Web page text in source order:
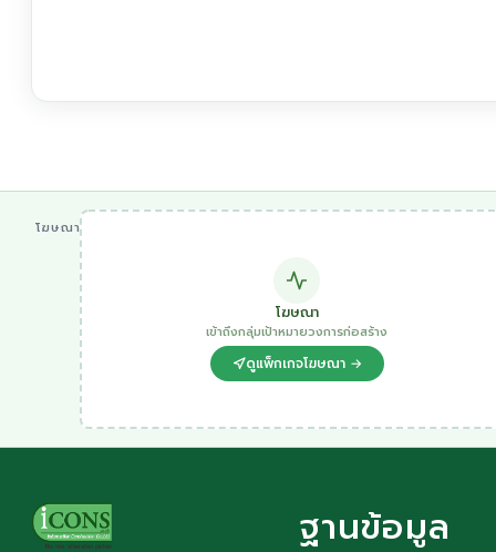
โฆษณา
โฆษณา
เข้าถึงกลุ่มเป้าหมายวงการก่อสร้าง
ดูแพ็กเกจโฆษณา →
ฐานข้อมูล